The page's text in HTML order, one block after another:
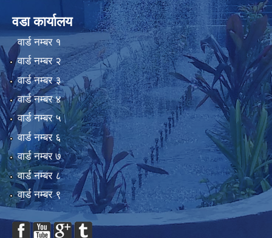
वडा कार्यालय
वार्ड न‌म्बर १
वार्ड न‌म्बर २
वार्ड न‌म्बर ३
वार्ड न‌म्बर ४
वार्ड न‌म्बर ५
वार्ड न‌म्बर ६
वार्ड न‌म्बर ७
वार्ड न‌म्बर ८
वार्ड न‌म्बर ९